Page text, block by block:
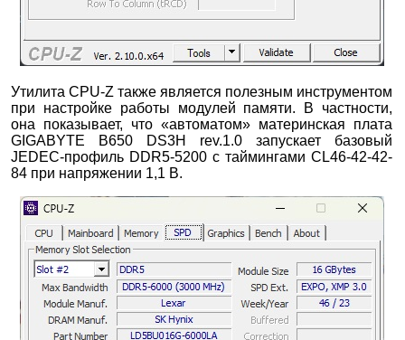
Утилита CPU-Z также является полезным инструментом
при настройке работы модулей памяти. В частности,
она показывает, что «автоматом» материнская плата
GIGABYTE B650 DS3H rev.1.0 запускает базовый
JEDEC-профиль DDR5-5200 с таймингами CL46-42-42-
84 при напряжении 1,1 В.